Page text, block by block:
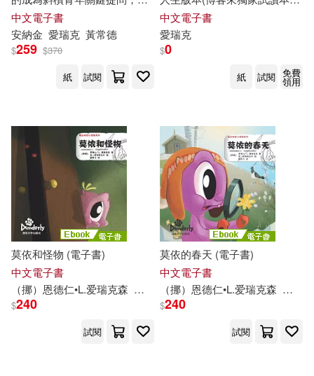
艾瑪扭愛拉‧布索拉提(1)
葛呂茲納(1) 賽赫兒(1)
阿茲．安薩里(1)
阿茲．安薩里、艾瑞克．克林南柏
格(1)
隆恩(1) 黛安娜．伊希朵瑞(1)
（德）安可·瓦格納 文，（瑞典）愛
娃·艾瑞克松 圖(1)
（德）安可·瓦格納，（瑞典）愛娃·
（挪）恩德仁·思甘德夫（Endre Sk
未來出版社(1)
金革(1) 電子工業出版社(1)
馬可孛羅(1)
鍵思考與實踐方法 (電子書)
中文電子書
安納金 愛瑞克 黃常德
$259 $370
紙
試閱
+折價券) (電子書)
中文電子書
愛瑞克
$0
紙 試閱 免費
領用
莫依和怪物 (電子書)
中文電子書
（挪）恩德仁•L.爱瑞克森 （挪）金•廷格斯达尔 陈晓飞
$240
試閱
莫依的春天 (電子書)
中文電子書
（挪）恩德仁•L.爱瑞克森 （挪
$240
試閱